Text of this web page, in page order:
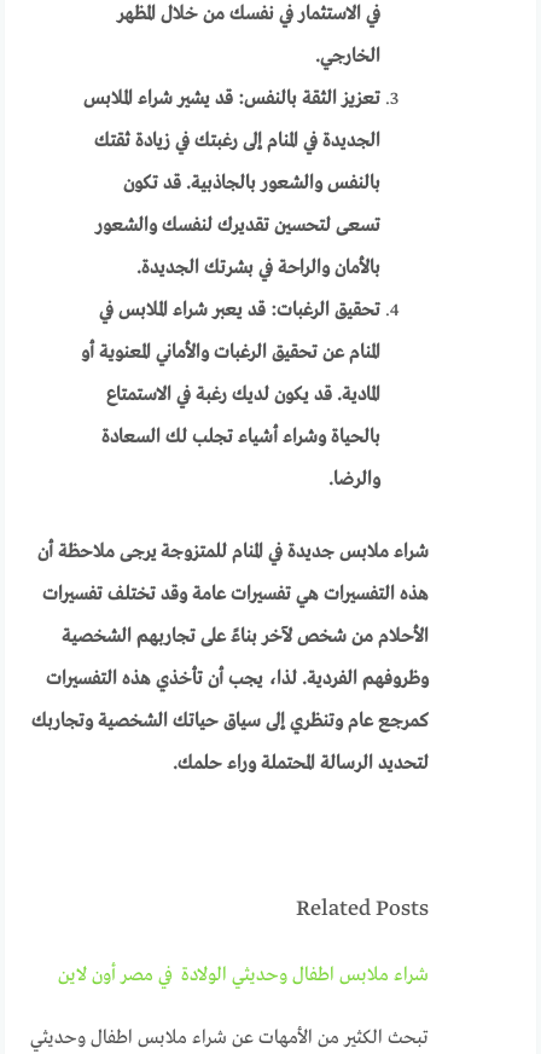
في الاستثمار في نفسك من خلال المظهر
الخارجي.
تعزيز الثقة بالنفس: قد يشير شراء الملابس
الجديدة في المنام إلى رغبتك في زيادة ثقتك
بالنفس والشعور بالجاذبية. قد تكون
تسعى لتحسين تقديرك لنفسك والشعور
بالأمان والراحة في بشرتك الجديدة.
تحقيق الرغبات: قد يعبر شراء الملابس في
المنام عن تحقيق الرغبات والأماني المعنوية أو
المادية. قد يكون لديك رغبة في الاستمتاع
بالحياة وشراء أشياء تجلب لك السعادة
والرضا.
شراء ملابس جديدة في المنام للمتزوجة يرجى ملاحظة أن
هذه التفسيرات هي تفسيرات عامة وقد تختلف تفسيرات
الأحلام من شخص لآخر بناءً على تجاربهم الشخصية
وظروفهم الفردية. لذا، يجب أن تأخذي هذه التفسيرات
كمرجع عام وتنظري إلى سياق حياتك الشخصية وتجاربك
لتحديد الرسالة المحتملة وراء حلمك.
Related Posts
شراء ملابس اطفال وحديثي الولادة في مصر أون لاين
تبحث الكثير من الأمهات عن شراء ملابس اطفال وحديثي